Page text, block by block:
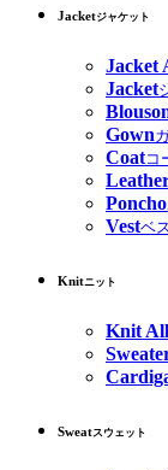
Jacketジャケット
Jacket
Jacket
Gown
Coatコ
Poncho
Vestベ
Knitニット
Knit All
Sweatスウェット